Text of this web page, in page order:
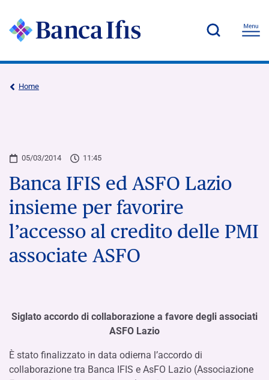
Home
05/03/2014 11:45
Banca IFIS ed ASFO Lazio
insieme per favorire
l’accesso al credito delle PMI
associate ASFO
Siglato accordo di collaborazione a favore degli associati
ASFO Lazio
È stato finalizzato in data odierna l’accordo di
collaborazione tra Banca IFIS e AsFO Lazio (Associazione